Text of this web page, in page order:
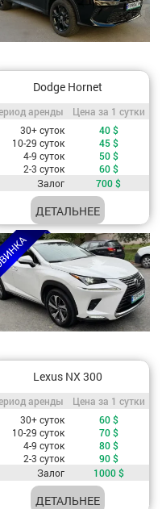
Dodge Hornet
аренды / Цена за 1 сутки
аренды
Цена за 1 сутки
в зависимости от
30+ суток 40 $
10-29 суток
45 $
4-9 суток
50 $
2-3 суток
60 $
Залог
700$
ДЕТАЛЬНЕЕ
Lexus NX 300
аренды / Цена за 1 сутки
аренды
Цена за 1 сутки
в зависимости от
30+ суток 60 $
10-29 суток
70 $
4-9 суток
80 $
2-3 суток
90 $
Залог
1000 $
ДЕТАЛЬНЕЕ